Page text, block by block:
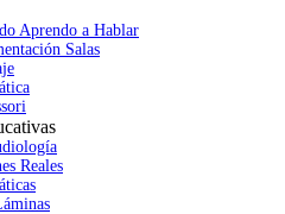
Aprendo a Hablar
Salas
Reales